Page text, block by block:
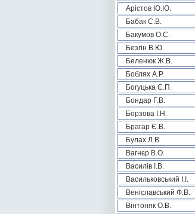
Арістов Ю.Ю.
Бабак С.В.
Бакумов О.С.
Безгін В.Ю.
Беленюк Ж.В.
Боблях А.Р.
Богуцька Є.П.
Бондар Г.В.
Борзова І.Н.
Брагар Є.В.
Булах Л.В.
Вагнєр В.О.
Василів І.В.
Васильковський І.І.
Веніславський Ф.В.
Вінтоняк О.В.